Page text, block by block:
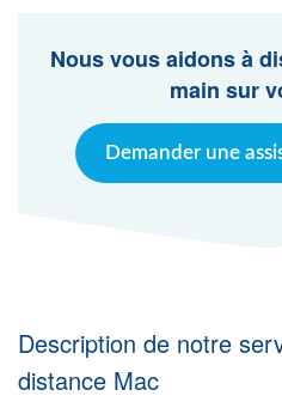
Nous vous aidons à
main sur
Demander une
Description de notre
distance Mac